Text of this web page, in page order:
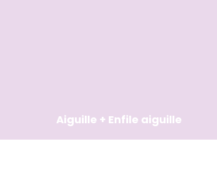
Aiguille + Enfile aiguille